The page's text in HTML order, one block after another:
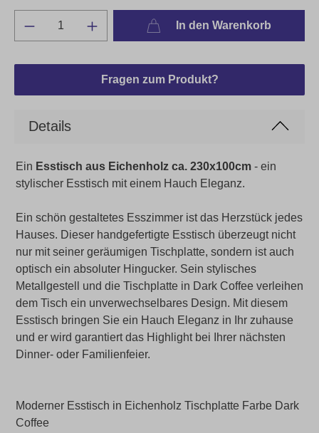
In den Warenkorb
Fragen zum Produkt?
Details
Ein Esstisch aus Eichenholz ca. 230x100cm - ein
stylischer Esstisch mit einem Hauch Eleganz.
Ein schön gestaltetes Esszimmer ist das Herzstück jedes
Hauses. Dieser handgefertigte Esstisch überzeugt nicht
nur mit seiner geräumigen Tischplatte, sondern ist auch
optisch ein absoluter Hingucker. Sein stylisches
Metallgestell und die Tischplatte in Dark Coffee verleihen
dem Tisch ein unverwechselbares Design. Mit diesem
Esstisch bringen Sie ein Hauch Eleganz in Ihr zuhause
und er wird garantiert das Highlight bei Ihrer nächsten
Dinner- oder Familienfeier.
Moderner Esstisch in Eichenholz Tischplatte Farbe Dark
Coffee